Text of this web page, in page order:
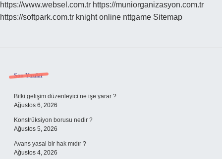
https://www.websel.com.tr https://muniorganizasyon.com.tr
https://softpark.com.tr knight online nttgame Sitemap
Sidebar
Son Yazılar
Bitki gelişim düzenleyici ne işe yarar ?
Ağustos 6, 2026
Konstrüksiyon borusu nedir ?
Ağustos 5, 2026
Avans yasal bir hak mıdır ?
Ağustos 4, 2026